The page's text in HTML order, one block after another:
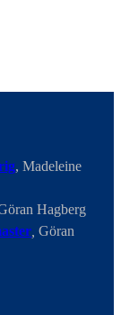
, Madeleine
Hagberg
Göran